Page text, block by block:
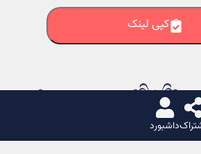
داشبورد
کپی لینک
پذیرایی رسپینا در تهران
می‌تواتید به‌صورت مستقیم با ما